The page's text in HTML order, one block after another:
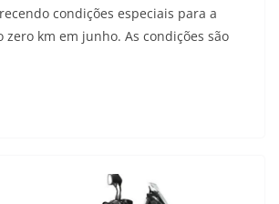
condições especiais para a
zero km em junho. As condições são